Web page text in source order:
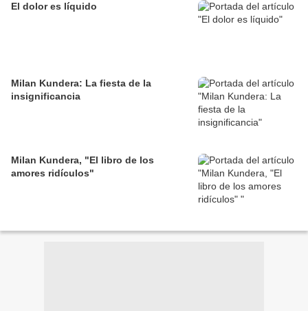
El dolor es líquido
Milan Kundera: La fiesta de la
insignificancia
Milan Kundera, "El libro de los
amores ridículos"